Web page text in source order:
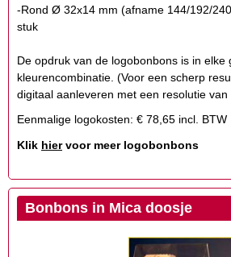
-Rond Ø 32x14 mm (afname 144/192/
stuk
De opdruk van de logobonbons is in elke
kleurencombinatie. (Voor een scherp
digitaal aanleveren met een resolutie
Eenmalige logokosten: € 78,65 incl. BTW
Klik hiervoor meer logobonbons
Bonbons in Mica doosje